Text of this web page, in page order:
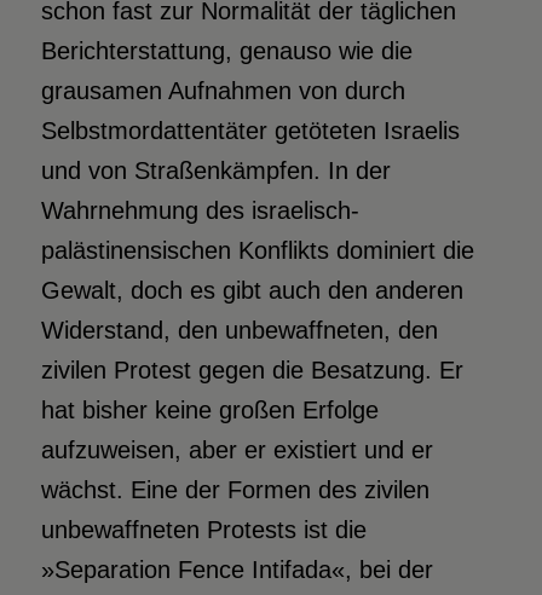
schon fast zur Normalität der täglichen
Berichterstattung, genauso wie die
grausamen Aufnahmen von durch
Selbstmordattentäter getöteten Israelis
und von Straßenkämpfen. In der
Wahrnehmung des israelisch-
palästinensischen Konflikts dominiert die
Gewalt, doch es gibt auch den anderen
Widerstand, den unbewaffneten, den
zivilen Protest gegen die Besatzung. Er
hat bisher keine großen Erfolge
aufzuweisen, aber er existiert und er
wächst. Eine der Formen des zivilen
unbewaffneten Protests ist die
»Separation Fence Intifada«, bei der